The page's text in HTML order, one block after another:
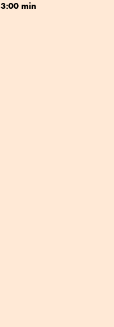
3:00 min